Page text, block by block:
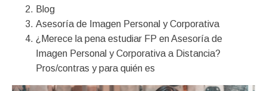
Blog
Asesoría de Imagen Personal y Corporativa
¿Merece la pena estudiar FP en Asesoría de
Imagen Personal y Corporativa a Distancia?
Pros/contras y para quién es